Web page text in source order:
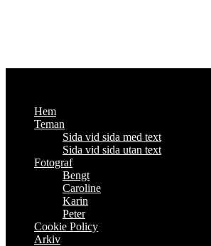
Hem
Teman
Sida vid sida med text
Sida vid sida utan text
Fotograf
Bengt
Caroline
Karin
Peter
Cookie Policy
Arkiv